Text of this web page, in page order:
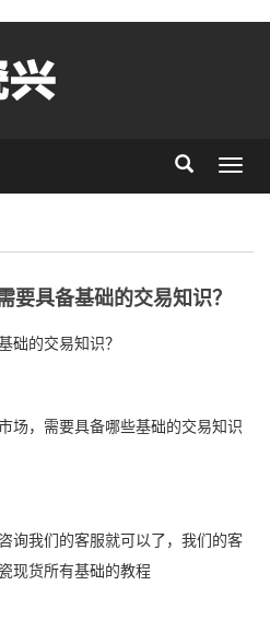
要具备基础的交易知识？
础的交易知识？
场，需要具备哪些基础的交易知识
询我们的客服就可以了，我们的客
现货所有基础的教程